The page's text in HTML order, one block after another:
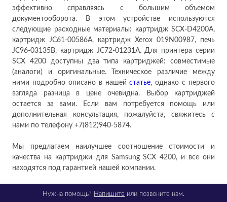
эффективно справляясь с большим объемом
документооборота. В этом устройстве используются
следующие расходные материалы: картридж SCX-D4200A,
картридж JC61-00586A, картридж Xerox 019N00987, печь
JC96-03135B, картридж JC72-01231A. Для принтера серии
SCX 4200 доступны два типа картриджей: совместимые
(аналоги) и оригинальные. Техническое различие между
ними подробно описано в нашейстатье, однако с первого
взгляда разница в цене очевидна. Выбор картриджей
остается за вами. Если вам потребуется помощь или
дополнительная консультация, пожалуйста, свяжитесь с
нами по телефону +7(812)940-5874.
Мы предлагаем наилучшее соотношение стоимости и
качества на картриджи для Samsung SCX 4200, и все они
находятся под гарантией нашей компании.
Нужна помощь? Напишите или позвоните нам.